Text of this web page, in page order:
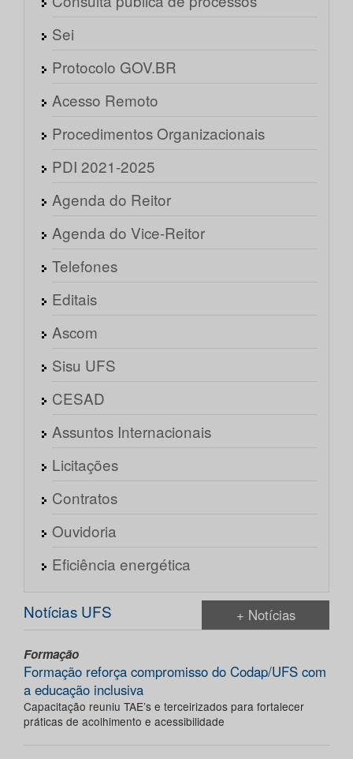
Sei
Protocolo GOV.BR
Acesso Remoto
Procedimentos Organizacionais
PDI 2021-2025
Agenda do Reitor
Agenda do Vice-Reitor
Telefones
Editais
Ascom
Sisu UFS
CESAD
Assuntos Internacionais
Licitações
Contratos
Ouvidoria
Eficiência energética
Notícias UFS + Notícias
Formação
Formação reforça compromisso do Codap/UFS com
a educação inclusiva
Capacitação reuniu TAE’s e terceirizados para fortalecer
práticas de acolhimento e acessibilidade